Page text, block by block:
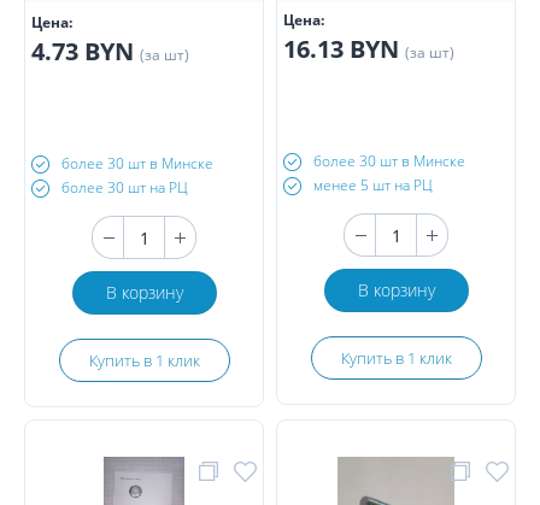
Цена:
4.73 BYN (за шт)
более 30 шт в Минске
более 30 шт на РЦ
В корзину
Купить в 1 клик
Цена:
16.13 BYN (за шт)
более 30 шт в Минске
менее 5 шт на РЦ
В корзину
Купить в 1 клик